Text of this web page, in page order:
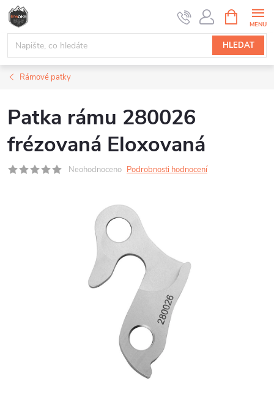
Přejít
obsah
HLEDAT
NÁKUPNÍ
KOŠÍK
Rámové patky
Patka rámu 280026
frézovaná Eloxovaná
Neohodnoceno Podrobnosti hodnocení